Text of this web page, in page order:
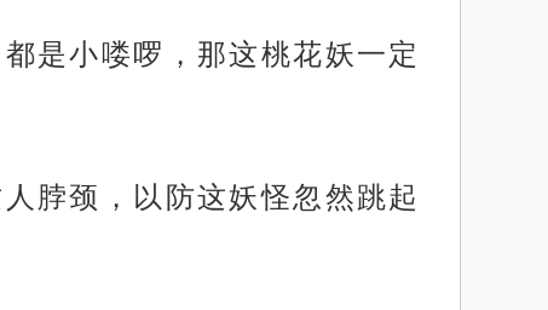
是小喽啰，那这桃花妖一定
脖颈，以防这妖怪忽然跳起